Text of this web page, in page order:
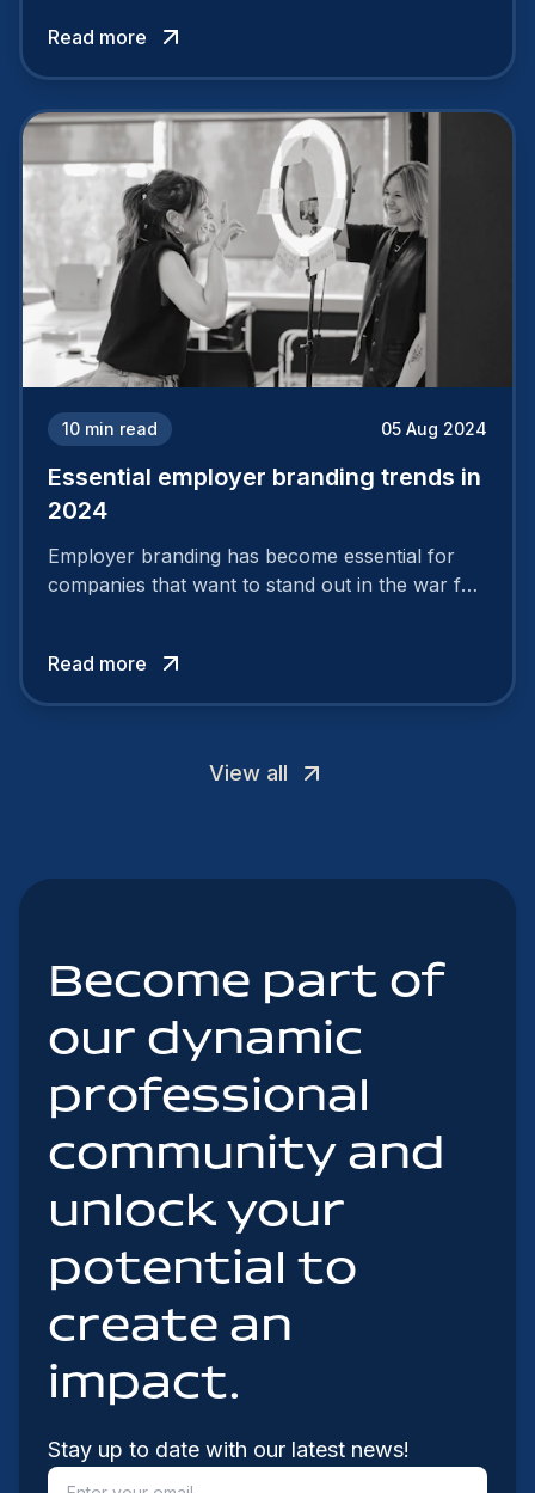
solid and positive employer brand are clear, you
cannot simply wave a magic wand for it to be
Read more
10 min read 05 Aug 2024
Essential employer branding trends in
2024
Employer branding has become essential for
companies that want to stand out in the war for
attract the best profiles.
Read more
View all
Become part of
our dynamic
professional
community and
unlock your
potential to
create an
impact.
Stay up to date with our latest news!